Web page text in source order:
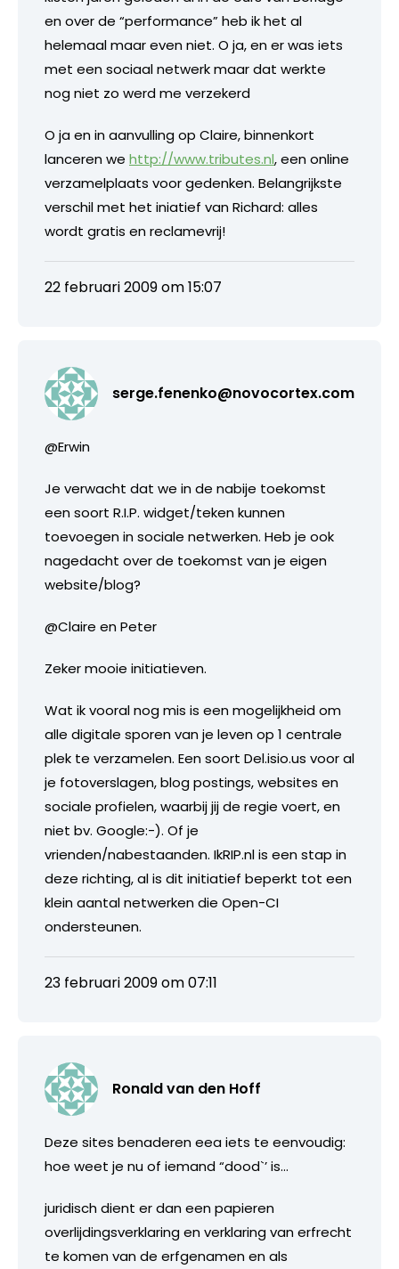
en over de “performance” heb ik het al
helemaal maar even niet. O ja, en er was iets
met een sociaal netwerk maar dat werkte
nog niet zo werd me verzekerd
O ja en in aanvulling op Claire, binnenkort
lanceren we http://www.tributes.nl, een online
verzamelplaats voor gedenken. Belangrijkste
verschil met het iniatief van Richard: alles
wordt gratis en reclamevrij!
22 februari 2009 om 15:07
serge.fenenko@novocortex.com
@Erwin
Je verwacht dat we in de nabije toekomst
een soort R.I.P. widget/teken kunnen
toevoegen in sociale netwerken. Heb je ook
nagedacht over de toekomst van je eigen
website/blog?
@Claire en Peter
Zeker mooie initiatieven.
Wat ik vooral nog mis is een mogelijkheid om
alle digitale sporen van je leven op 1 centrale
plek te verzamelen. Een soort Del.isio.us voor al
je fotoverslagen, blog postings, websites en
sociale profielen, waarbij jij de regie voert, en
niet bv. Google:-). Of je
vrienden/nabestaanden. IkRIP.nl is een stap in
deze richting, al is dit initiatief beperkt tot een
klein aantal netwerken die Open-CI
ondersteunen.
23 februari 2009 om 07:11
Ronald van den Hoff
Deze sites benaderen eea iets te eenvoudig:
hoe weet je nu of iemand “dood`’ is…
juridisch dient er dan een papieren
overlijdingsverklaring en verklaring van erfrecht
te komen van de erfgenamen en als